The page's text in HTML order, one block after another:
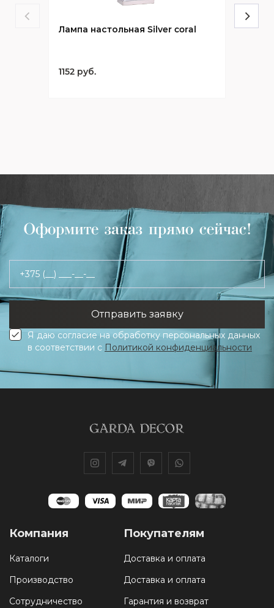
Лампа настольная Silver coral
1152 руб.
Оформите заказ прямо сейчас!
+375 (__) ___-__-__
Я даю согласие на обработку персональных данных
в соответствии с Политикой конфиденциальности
Компания
Каталоги
Производство
Сотрудничество
Покупателям
Доставка и оплата
Доставка и оплата
Гарантия и возврат